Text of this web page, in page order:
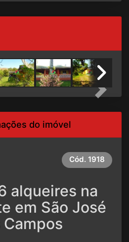
Next
do imóvel
Cód. 1918
alqueires na
em São José
Campos